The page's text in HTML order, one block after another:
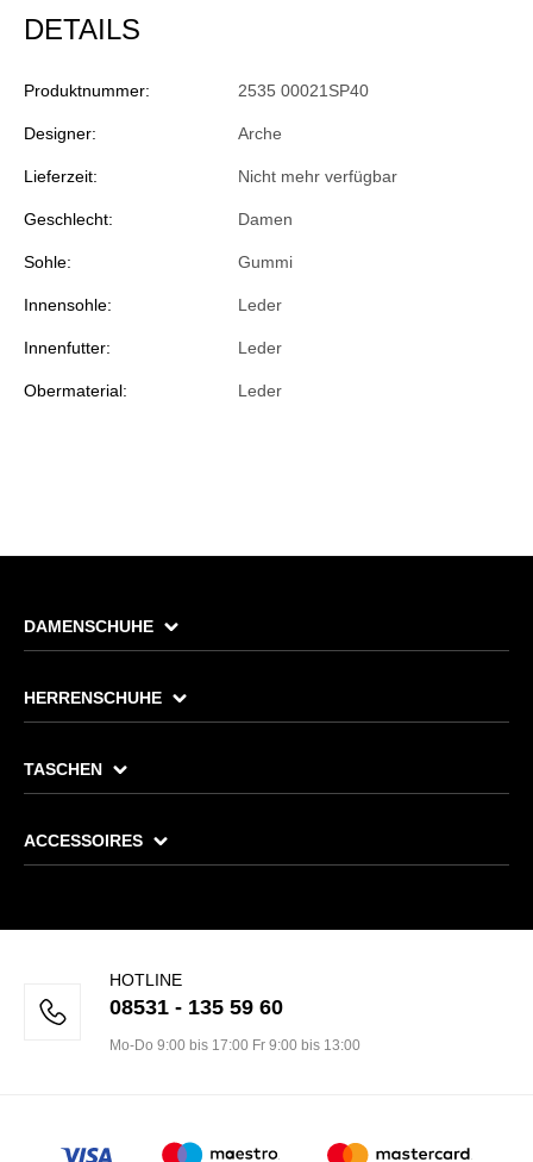
DETAILS
Produktnummer: 2535 00021SP40
Designer: Arche
Lieferzeit: Nicht mehr verfügbar
Geschlecht: Damen
Sohle: Gummi
Innensohle: Leder
Innenfutter: Leder
Obermaterial: Leder
DAMENSCHUHE
HERRENSCHUHE
TASCHEN
ACCESSOIRES
HOTLINE
08531 - 135 59 60
Mo-Do 9:00 bis 17:00 Fr 9:00 bis 13:00